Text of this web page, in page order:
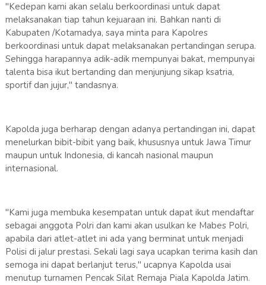
"Kedepan kami akan selalu berkoordinasi untuk dapat
melaksanakan tiap tahun kejuaraan ini. Bahkan nanti di
Kabupaten /Kotamadya, saya minta para Kapolres
berkoordinasi untuk dapat melaksanakan pertandingan serupa.
Sehingga harapannya adik-adik mempunyai bakat, mempunyai
talenta bisa ikut bertanding dan menjunjung sikap ksatria,
sportif dan jujur," tandasnya.
Kapolda juga berharap dengan adanya pertandingan ini, dapat
menelurkan bibit-bibit yang baik, khususnya untuk Jawa Timur
maupun untuk Indonesia, di kancah nasional maupun
internasional.
"Kami juga membuka kesempatan untuk dapat ikut mendaftar
sebagai anggota Polri dan kami akan usulkan ke Mabes Polri,
apabila dari atlet-atlet ini ada yang berminat untuk menjadi
Polisi di jalur prestasi. Sekali lagi saya ucapkan terima kasih dan
semoga ini dapat berlanjut terus," ucapnya Kapolda usai
menutup turnamen Pencak Silat Remaja Piala Kapolda Jatim.